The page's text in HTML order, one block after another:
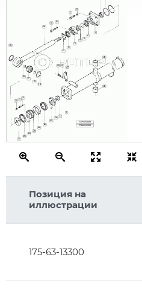
175-63-13300
175-63-13400
2
4
7
9
11
12
13
14
15
16
17
18
18
19
19
20
21
22
22
23
23
24
25
25
26
26
27
28
28
29
30 31
Позиция на
иллюстрации
175-63-13300